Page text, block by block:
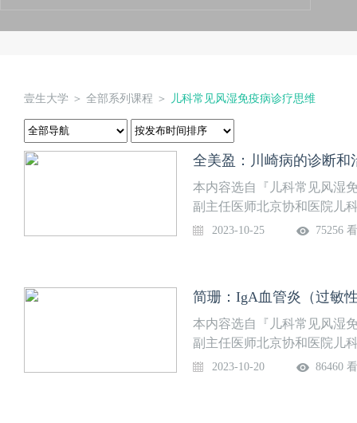
壹生大学 ＞ 全部系列课程 ＞ 儿科常见风湿免疫病诊疗思维
全美盈：川崎病的诊断和
本内容选自『儿科常见风湿
副主任医师北京协和医院儿
2023-10-25 75256
简珊：IgA血管炎（过敏
本内容选自『儿科常见风湿
副主任医师北京协和医院儿
2023-10-20 86460